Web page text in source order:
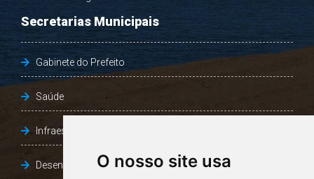
O nosso site usa
Secretarias Municipais
Gabinete do Prefeito
Saúde
Infraestrutura, Agricultura e Meio Ambiente
Desenvolvimento Social